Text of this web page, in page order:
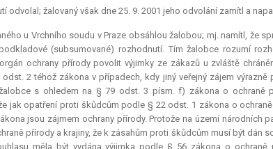
odvolal; žalovaný však dne 25. 9. 2001 jeho odvolání zamítl a
u Vrchního soudu v Praze obsáhlou žalobou; mj. namítl, že
(subsumované) rozhodnutí. Tím žalobce rozumí
ochrany přírody povolit výjimky ze zákazů u zvláště
2 téhož zákona v případech, kdy jiný veřejný zájem výrazně
s ohledem na § 79 odst. 3 písm. f) zákona o ochraně
jak opatření proti škůdcům podle § 22 odst. 1 zákona o
jsou zájmem ochrany přírody. Protože na území národních
přírody a krajiny, že k zásahům proti škůdcům musí být dán
měla být vydána výjimka podle § 56 zákona o